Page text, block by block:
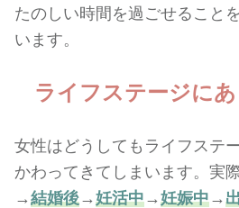
たのしい時間を過ごせること
います。
ライフステージに
女性はどうしてもライフステ
かわってきてしまいます。実
→結婚後→妊活中→妊娠中→